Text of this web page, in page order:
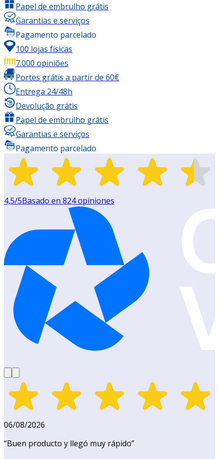
Papel de embrulho grátis
Garantias e serviços
Pagamento parcelado
100 lojas físicas
7.000 opiniões
Portes grátis a partir de 60€
Entrega 24/48h
Devolução grátis
Papel de embrulho grátis
Garantias e serviços
Pagamento parcelado
4,5/5Basado en 824opiniones
06/08/2026
“Buen producto y llegó muy rápido”